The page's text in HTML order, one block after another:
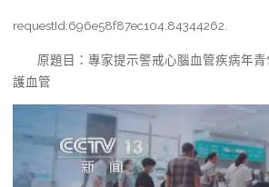
requestId:696e58f87ec104.84344262.
原題目：專家提示警戒心腦血管疾病年
護血管